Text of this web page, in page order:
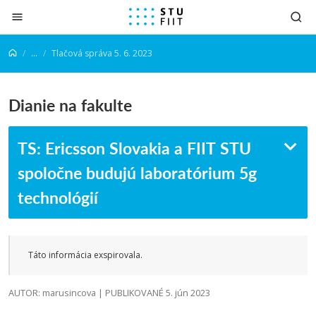
Prejsť na obsah
... Tlačová správa 5. 6. 2023
Dianie na fakulte
TS: Ericsson Slovakia a FIIT STU
spoločne budujú laboratórium 5g
technológií
Táto informácia exspirovala.
AUTOR: marusincova | PUBLIKOVANÉ 5. jún 2023